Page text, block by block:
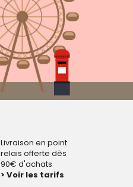
Livraison en point
relais offerte dès
90€ d'achats
> Voir les tarifs